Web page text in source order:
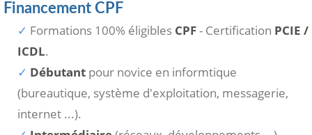
Financement CPF
Formations 100% éligibles CPF- Certification PCIE /
ICDL.
Débutant pour novice en informtique
(bureautique, système d'exploitation, messagerie,
internet ...).